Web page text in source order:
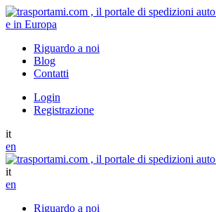
Riguardo a noi
Blog
Contatti
Login
Registrazione
it
en
it
en
Riguardo a noi